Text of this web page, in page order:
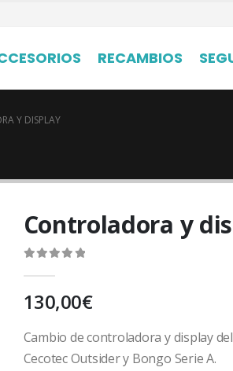
RECAMBIOS
Y DISPLAY
Controladora y
130,00€
Cambio de controladora y display
Cecotec Outsider y Bongo Serie A.